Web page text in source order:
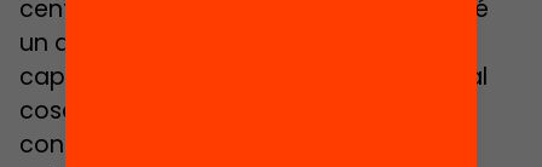
centres de màxima complexitat, gairebé
un de cada quatre alumnes no transita
cap a l’educació postobligatòria, la qual
cosa demostra que una
concentració molt elevada d’alumnat